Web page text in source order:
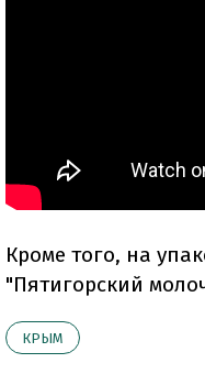
Кроме того, на
"Пятигорский
КРЫМ